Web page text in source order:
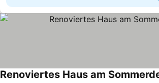
Renoviertes Haus am